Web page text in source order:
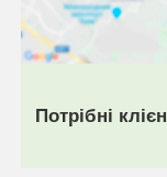
Потрібні